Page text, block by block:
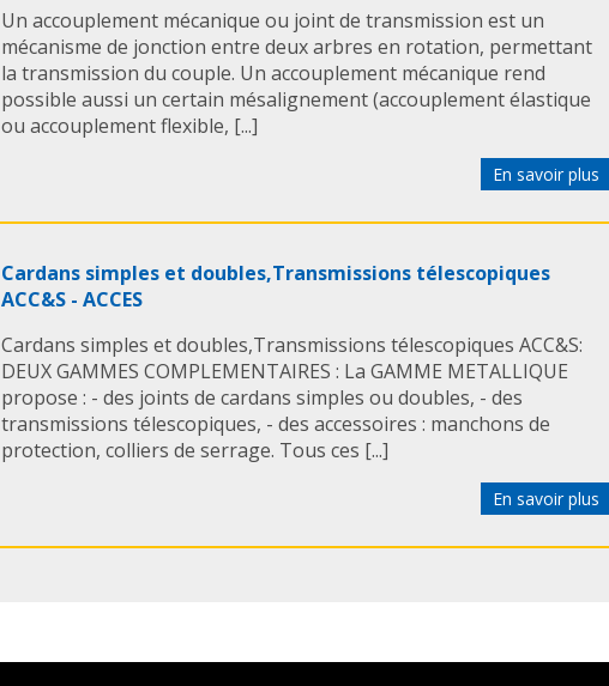
Un accouplement mécanique ou joint de transmission est un
mécanisme de jonction entre deux arbres en rotation, permettant
la transmission du couple. Un accouplement mécanique rend
possible aussi un certain mésalignement (accouplement élastique
ou accouplement flexible, [...]
En savoir plus
Cardans simples et doubles,Transmissions télescopiques
ACC&S - ACCES
Cardans simples et doubles,Transmissions télescopiques ACC&S:
DEUX GAMMES COMPLEMENTAIRES : La GAMME METALLIQUE
propose : - des joints de cardans simples ou doubles, - des
transmissions télescopiques, - des accessoires : manchons de
protection, colliers de serrage. Tous ces [...]
En savoir plus